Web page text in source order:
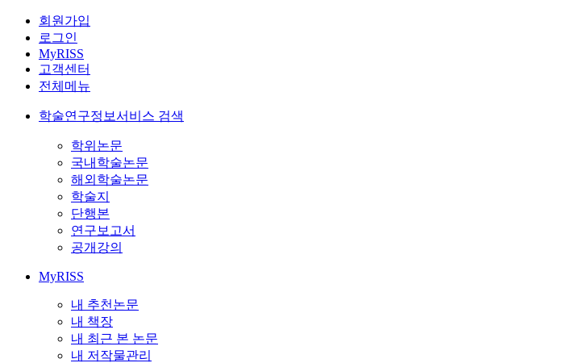
회원가입
로그인
MyRISS
고객센터
전체메뉴
학술연구정보서비스 검색
학위논문
국내학술논문
해외학술논문
학술지
단행본
연구보고서
공개강의
MyRISS
내 추천논문
내 책장
내 최근 본 논문
내 저작물관리